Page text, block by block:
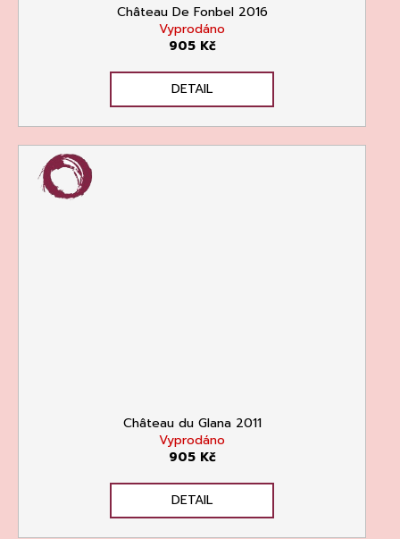
Château De Fonbel 2016
Vyprodáno
905 Kč
DETAIL
Château du Glana 2011
Vyprodáno
905 Kč
DETAIL